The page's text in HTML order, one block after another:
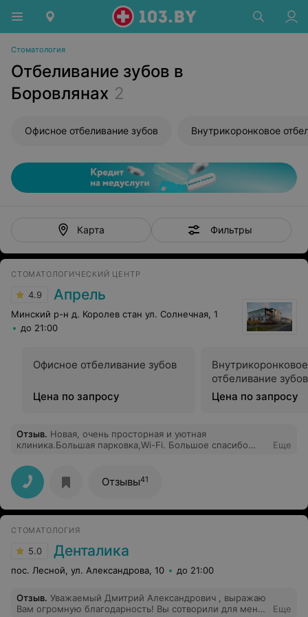
Стоматология
Отбеливание зубов в
Боровлянах 2
Офисное отбеливание зубов
Карта Фильтры
СТОМАТОЛОГИЧЕСКИЙ ЦЕНТР
4.9 Апрель
Минский р-н д. Королев стан ул. Солнечная, 1
до 21:00
Офисное отбеливание зубов
Цена по запросу
Внутрикоронковое
отбеливание зубов
Цена по запросу
Отзыв. Новая, очень просторная и уютная
клиника.Большая парковка,Wi-Fi. Большое спасибо
и прекрасное качество обслуживания.Хочется
продолжать лечение в вашей клинике.
Еще
Отзывы41
СТОМАТОЛОГИЯ
5.0 Денталика
пос. Лесной, ул. Александрова, 10 до 21:00
Отзыв. Уважаемый Дмитрий Александрович , выражаю
Вам огромную благодарность! Вы сотворили для меня
Еще